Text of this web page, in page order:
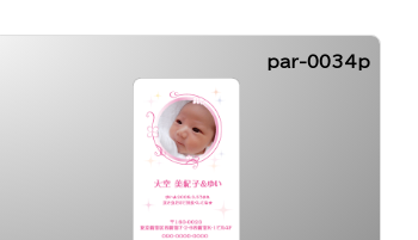
par-0034p